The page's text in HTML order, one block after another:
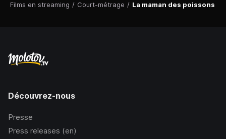
Films en streaming / Court-métrage / La maman des poissons
Découvrez-nous
Presse
Press releases (en)